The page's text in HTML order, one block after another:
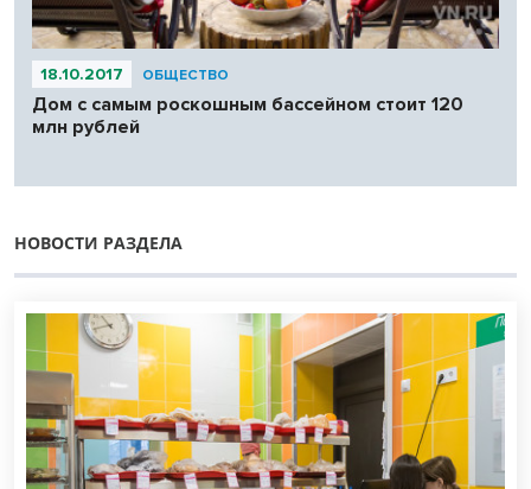
18.10.2017 ОБЩЕСТВО
Дом с самым роскошным бассейном стоит 120
млн рублей
НОВОСТИ РАЗДЕЛА